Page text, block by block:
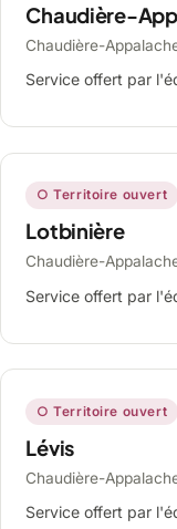
Chaudière-
Chaudière-
Service offert par
○ Territoire ouvert
Lotbinière
Chaudière-
Service offert par
○ Territoire ouvert
Lévis
Chaudière-
Service offert par